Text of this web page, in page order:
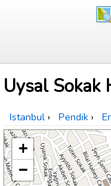
Uysal Sokak
Istanbul › Pendik ›
+
−